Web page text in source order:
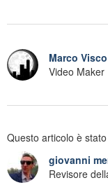
Marco Visco
Video Maker
Questo articolo è
giovanni
Revisore